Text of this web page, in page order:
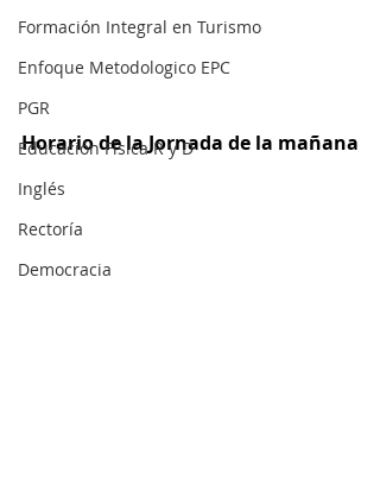
Formación Integral en Turismo
Enfoque Metodologico EPC
PGR
Educación Física R y D
Inglés
Rectoría
Democracia
Horario de la Jornada de la mañana